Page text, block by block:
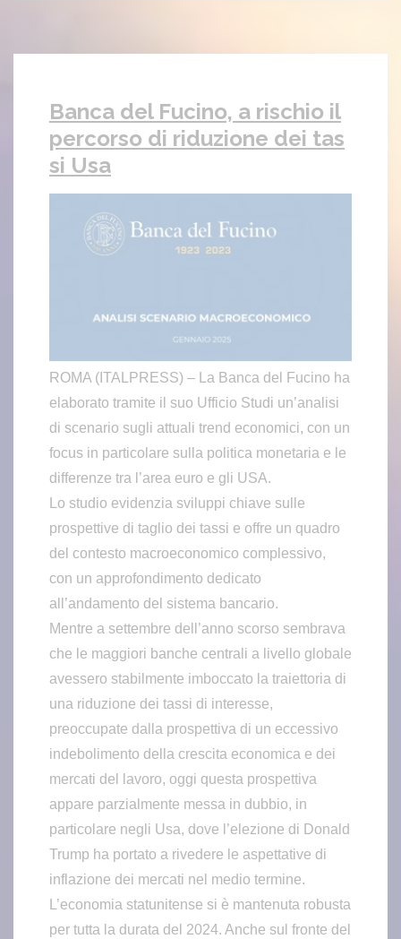
Banca del Fucino, a rischio il
percorso di riduzione dei tas
si Usa
ROMA (ITALPRESS) – La Banca del Fucino ha
elaborato tramite il suo Ufficio Studi un’analisi
di scenario sugli attuali trend economici, con un
focus in particolare sulla politica monetaria e le
differenze tra l’area euro e gli USA.
Lo studio evidenzia sviluppi chiave sulle
prospettive di taglio dei tassi e offre un quadro
del contesto macroeconomico complessivo,
con un approfondimento dedicato
all’andamento del sistema bancario.
Mentre a settembre dell’anno scorso sembrava
che le maggiori banche centrali a livello globale
avessero stabilmente imboccato la traiettoria di
una riduzione dei tassi di interesse,
preoccupate dalla prospettiva di un eccessivo
indebolimento della crescita economica e dei
mercati del lavoro, oggi questa prospettiva
appare parzialmente messa in dubbio, in
particolare negli Usa, dove l’elezione di Donald
Trump ha portato a rivedere le aspettative di
inflazione dei mercati nel medio termine.
L’economia statunitense si è mantenuta robusta
per tutta la durata del 2024. Anche sul fronte del